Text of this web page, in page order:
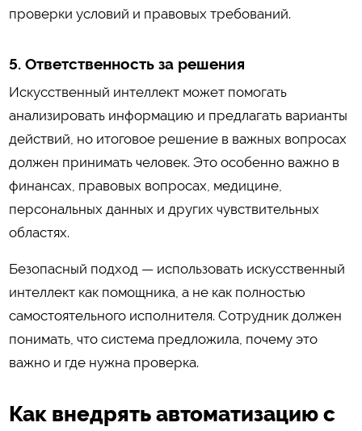
проверки условий и правовых требований.
5. Ответственность за решения
Искусственный интеллект может помогать
анализировать информацию и предлагать варианты
действий, но итоговое решение в важных вопросах
должен принимать человек. Это особенно важно в
финансах, правовых вопросах, медицине,
персональных данных и других чувствительных
областях.
Безопасный подход — использовать искусственный
интеллект как помощника, а не как полностью
самостоятельного исполнителя. Сотрудник должен
понимать, что система предложила, почему это
важно и где нужна проверка.
Как внедрять автоматизацию с